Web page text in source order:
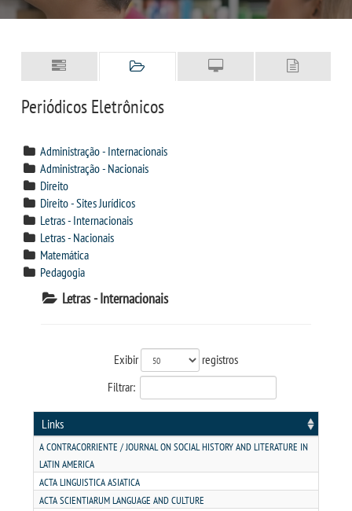
BACHARELADOS
LICENCIATURAS
VESTIBULAR
SEGUNDA GRADUAÇÃO
MATRÍCULA
EDITAL
Periódicos Eletrônicos
Administração - Internacionais
Administração - Nacionais
Direito
Direito - Sites Jurídicos
Letras - Internacionais
Letras - Nacionais
Matemática
Pedagogia
Letras - Internacionais
Exibir
registros
Filtrar:
Links
A CONTRACORRIENTE / JOURNAL ON SOCIAL HISTORY AND LITERATURE IN
LATIN AMERICA
ACTA LINGUISTICA ASIATICA
ACTA SCIENTIARUM LANGUAGE AND CULTURE